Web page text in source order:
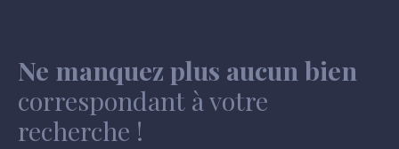
Ne manquez plus aucun bien
correspondant à votre
recherche !